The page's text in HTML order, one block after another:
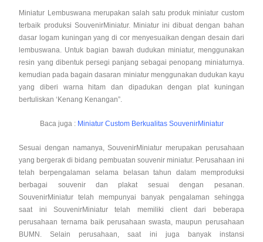
Miniatur Lembuswana merupakan salah satu produk miniatur custom
terbaik produksi SouvenirMiniatur. Miniatur ini dibuat dengan bahan
dasar logam kuningan yang di cor menyesuaikan dengan desain dari
lembuswana. Untuk bagian bawah dudukan miniatur, menggunakan
resin yang dibentuk persegi panjang sebagai penopang miniaturnya.
kemudian pada bagain dasaran miniatur menggunakan dudukan kayu
yang diberi warna hitam dan dipadukan dengan plat kuningan
bertuliskan ‘Kenang Kenangan”.
Baca juga : Miniatur Custom Berkualitas SouvenirMiniatur
Sesuai dengan namanya, SouvenirMiniatur merupakan perusahaan
yang bergerak di bidang pembuatan souvenir miniatur. Perusahaan ini
telah berpengalaman selama belasan tahun dalam memproduksi
berbagai souvenir dan plakat sesuai dengan pesanan.
SouvenirMiniatur telah mempunyai banyak pengalaman sehingga
saat ini SouvenirMiniatur telah memiliki client dari beberapa
perusahaan ternama baik perusahaan swasta, maupun perusahaan
BUMN. Selain perusahaan, saat ini juga banyak instansi